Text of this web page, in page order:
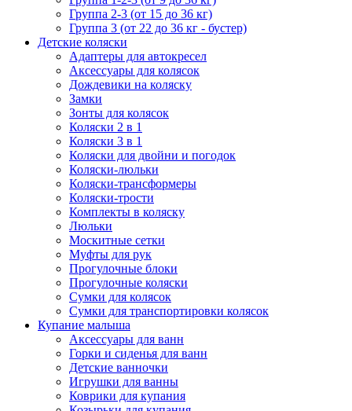
Группа 2-3 (от 15 до 36 кг)
Группа 3 (от 22 до 36 кг - бустер)
Детские коляски
Адаптеры для автокресел
Аксессуары для колясок
Дождевики на коляску
Замки
Зонты для колясок
Коляски 2 в 1
Коляски 3 в 1
Коляски для двойни и погодок
Коляски-люльки
Коляски-трансформеры
Коляски-трости
Комплекты в коляску
Люльки
Москитные сетки
Муфты для рук
Прогулочные блоки
Прогулочные коляски
Сумки для колясок
Сумки для транспортировки колясок
Купание малыша
Аксессуары для ванн
Горки и сиденья для ванн
Детские ванночки
Игрушки для ванны
Коврики для купания